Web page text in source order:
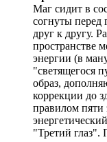
Маг сидит в
согнуты перед
друг к другу.
пространстве
энергии (в
"светящегося
образ,
коррекции до
правилом пяти
"Третий глаз".